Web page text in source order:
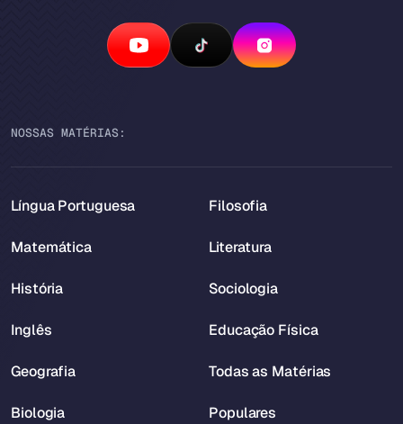
NOSSAS MATÉRIAS:
Língua Portuguesa
Matemática
História
Inglês
Geografia
Biologia
Filosofia
Literatura
Sociologia
Educação Física
Todas as Matérias
Populares